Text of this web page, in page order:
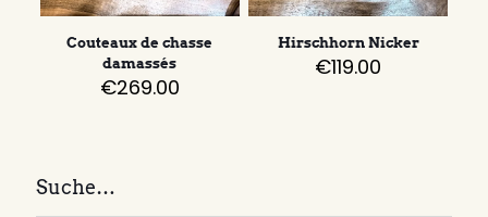
Couteaux de chasse
damassés
€269.00
Hirschhorn Nicker
€119.00
Suche…